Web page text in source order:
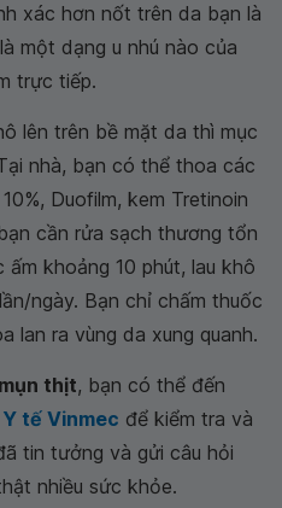
xác hơn nốt trên da bạn là
một dạng u nhú nào của
trực tiếp.
lên trên bề mặt da thì mục
nhà, bạn có thể thoa các
Duofilm, kem Tretinoin
cần rửa sạch thương tổn
khoảng 10 phút, lau khô
ngày. Bạn chỉ chấm thuốc
lan ra vùng da xung quanh.
mụn thịt, bạn có thể đến
tế Vinmec để kiểm tra và
tin tưởng và gửi câu hỏi
nhiều sức khỏe.